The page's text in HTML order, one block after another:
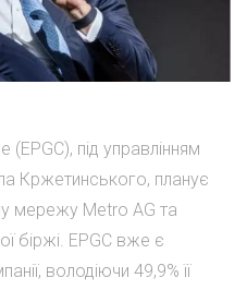
під управлінням
Кржетинського, планує
мережу Metro AG та
біржі. EPGC вже є
володіючи 49,9% її